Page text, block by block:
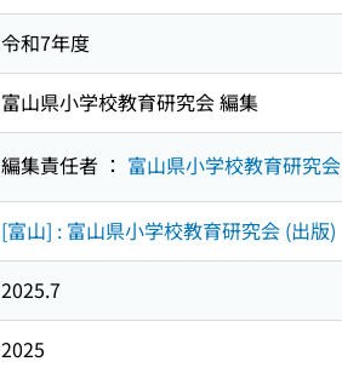
令和7年度
富山県小学校教育研究会 編集
編集責任者 ： 富山県小学校教育研究会
[富山] : 富山県小学校教育研究会 (出版)
2025.7
2025